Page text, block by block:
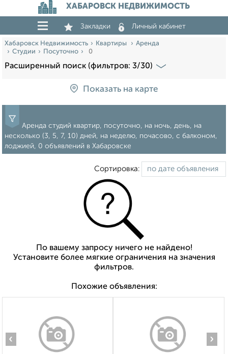
ХАБАРОВСК НЕДВИЖИМОСТЬ
Закладки Личный кабинет
Хабаровск Недвижимость Квартиры
Аренда
Студии
Посуточно 0
Расширенный поиск (фильтров: 3/30)
Показать на карте
Аренда студий квартир, посуточно, на ночь, день, на
несколько (3, 5, 7, 10) дней, на неделю, почасово, с балконом,
лоджией, 0 объявлений в Хабаровске
Сортировка:
По вашему запросу ничего не найдено!
Установите более мягкие ограничения на значения
фильтров.
Похожие объявления:
‹ ›